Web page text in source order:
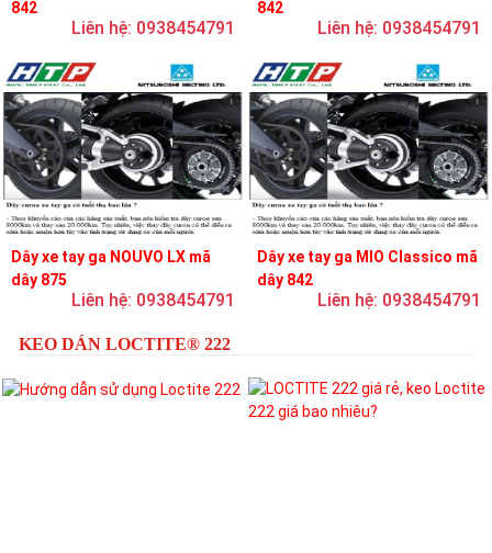
842
Liên hệ: 0938454791
842
Liên hệ: 0938454791
Dây xe tay ga NOUVO LX mã
dây 875
Liên hệ: 0938454791
Dây xe tay ga MIO Classico mã
dây 842
Liên hệ: 0938454791
KEO DÁN LOCTITE® 222